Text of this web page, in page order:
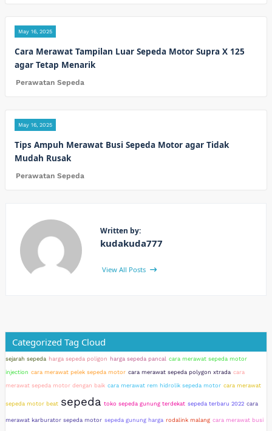
May 16, 2025
Cara Merawat Tampilan Luar Sepeda Motor Supra X 125
agar Tetap Menarik
Perawatan Sepeda
May 16, 2025
Tips Ampuh Merawat Busi Sepeda Motor agar Tidak
Mudah Rusak
Perawatan Sepeda
Written by:
kudakuda777
View All Posts
Categorized Tag Cloud
sejarah sepeda harga sepeda poligon harga sepeda pancal cara merawat sepeda motor
injection cara merawat pelek sepeda motor cara merawat sepeda polygon xtrada cara
merawat sepeda motor dengan baik cara merawat rem hidrolik sepeda motor cara merawat
sepeda motor beat sepeda toko sepeda gunung terdekat sepeda terbaru 2022 cara
merawat karburator sepeda motor sepeda gunung harga rodalink malang cara merawat busi